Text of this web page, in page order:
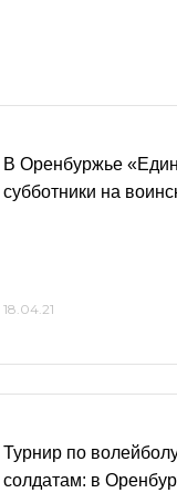
В Оренбуржье
субботники на
18.04.21
Турнир по
солдатам: в